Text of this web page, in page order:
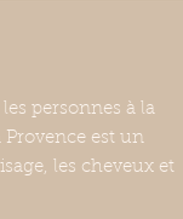
personnes à la
Provence est un
les cheveux et